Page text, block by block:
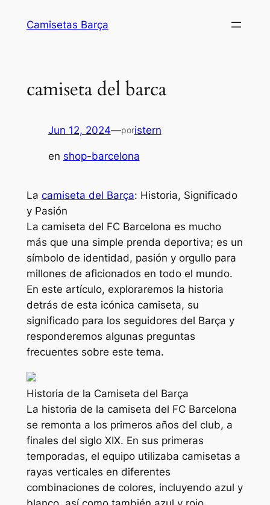
Camisetas Barça
camiseta del barca
Jun 12, 2024—poristern
en shop-barcelona
La camiseta del Barça: Historia, Significado
y Pasión
La camiseta del FC Barcelona es mucho
más que una simple prenda deportiva; es un
símbolo de identidad, pasión y orgullo para
millones de aficionados en todo el mundo.
En este artículo, exploraremos la historia
detrás de esta icónica camiseta, su
significado para los seguidores del Barça y
responderemos algunas preguntas
frecuentes sobre este tema.
Historia de la Camiseta del Barça
La historia de la camiseta del FC Barcelona
se remonta a los primeros años del club, a
finales del siglo XIX. En sus primeras
temporadas, el equipo utilizaba camisetas a
rayas verticales en diferentes
combinaciones de colores, incluyendo azul y